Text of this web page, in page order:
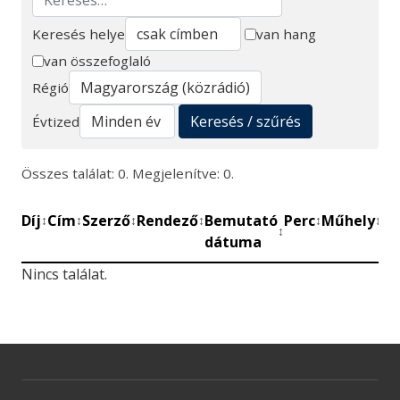
Keresés
Keresés helye
van hang
van összefoglaló
Régió
Évtized
Keresés / szűrés
Összes találat: 0. Megjelenítve: 0.
Díj↕Cím↕Szerző↕Rendező↕Bemutató
dátuma
↕
Perc↕Műhely↕
Nincs találat.